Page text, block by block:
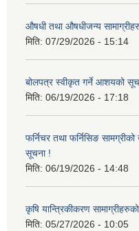
औषधी तथा औषधीजन्य
मिति: 07/29/2026 - 15:14
बोलपत्र स्वीकृत गर्ने आशयको
मिति: 06/19/2026 - 17:18
फर्निचर तथा फर्निसिङ
सूचना !
मिति: 06/19/2026 - 14:48
कृषि यान्त्रिकीकरण
मिति: 05/27/2026 - 10:05